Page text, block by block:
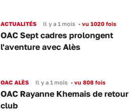
ACTUALITÉS Il y a 1 mois •vu 1020 fois
OAC Sept cadres prolongent
l'aventure avec Alès
OAC ALÈS Il y a 1 mois •vu 808 fois
OAC Rayanne Khemais de
club